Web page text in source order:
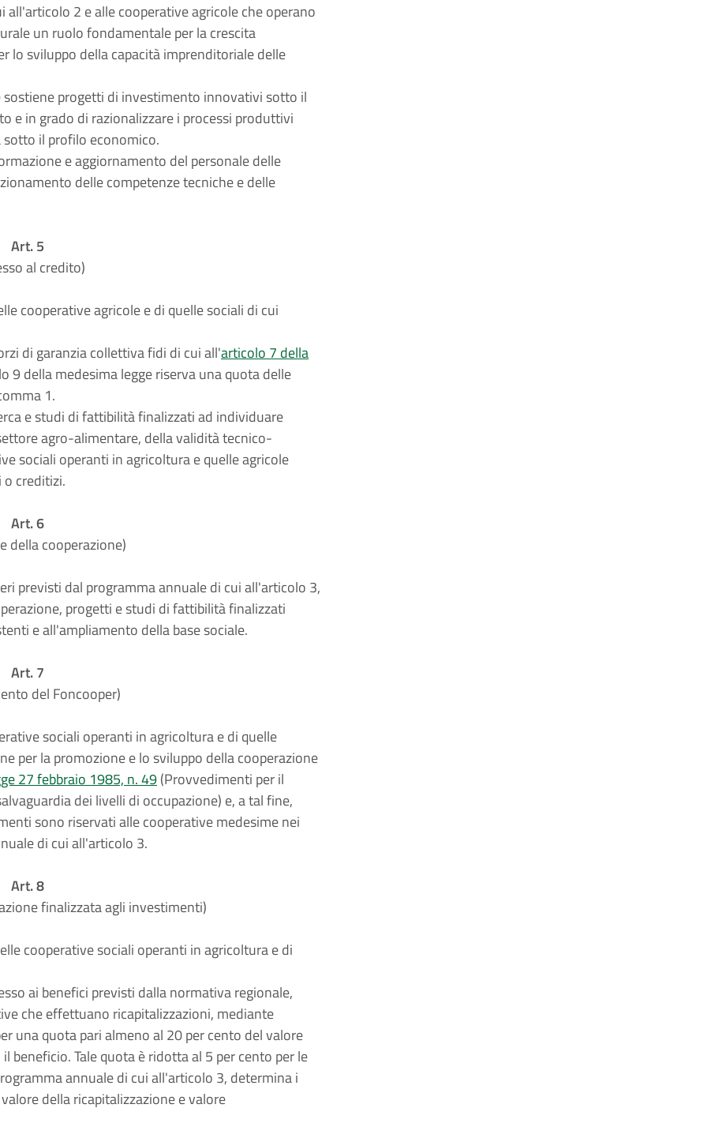
all'articolo 2 e alle cooperative agricole che operano
un ruolo fondamentale per la crescita
lo sviluppo della capacità imprenditoriale delle
sostiene progetti di investimento innovativi sotto il
e in grado di razionalizzare i processi produttivi
il profilo economico.
e aggiornamento del personale delle
delle competenze tecniche e delle
Art. 5
al credito)
cooperative agricole e di quelle sociali di cui
di garanzia collettiva fidi di cui all'articolo 7 della
9 della medesima legge riserva una quota delle
1.
e studi di fattibilità finalizzati ad individuare
agro-alimentare, della validità tecnico-
sociali operanti in agricoltura e quelle agricole
creditizi.
Art. 6
della cooperazione)
previsti dal programma annuale di cui all'articolo 3,
progetti e studi di fattibilità finalizzati
e all'ampliamento della base sociale.
Art. 7
del Foncooper)
sociali operanti in agricoltura e di quelle
per la promozione e lo sviluppo della cooperazione
27 febbraio 1985, n. 49(Provvedimenti per il
dei livelli di occupazione) e, a tal fine,
sono riservati alle cooperative medesime nei
di cui all'articolo 3.
Art. 8
finalizzata agli investimenti)
cooperative sociali operanti in agricoltura e di
ai benefici previsti dalla normativa regionale,
che effettuano ricapitalizzazioni, mediante
una quota pari almeno al 20 per cento del valore
beneficio. Tale quota è ridotta al 5 per cento per le
annuale di cui all'articolo 3, determina i
della ricapitalizzazione e valore